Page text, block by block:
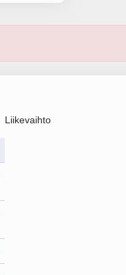
Liikevaihto